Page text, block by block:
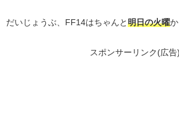
だいじょうぶ、FF14はちゃんと明日の火曜
スポンサーリンク(広告)